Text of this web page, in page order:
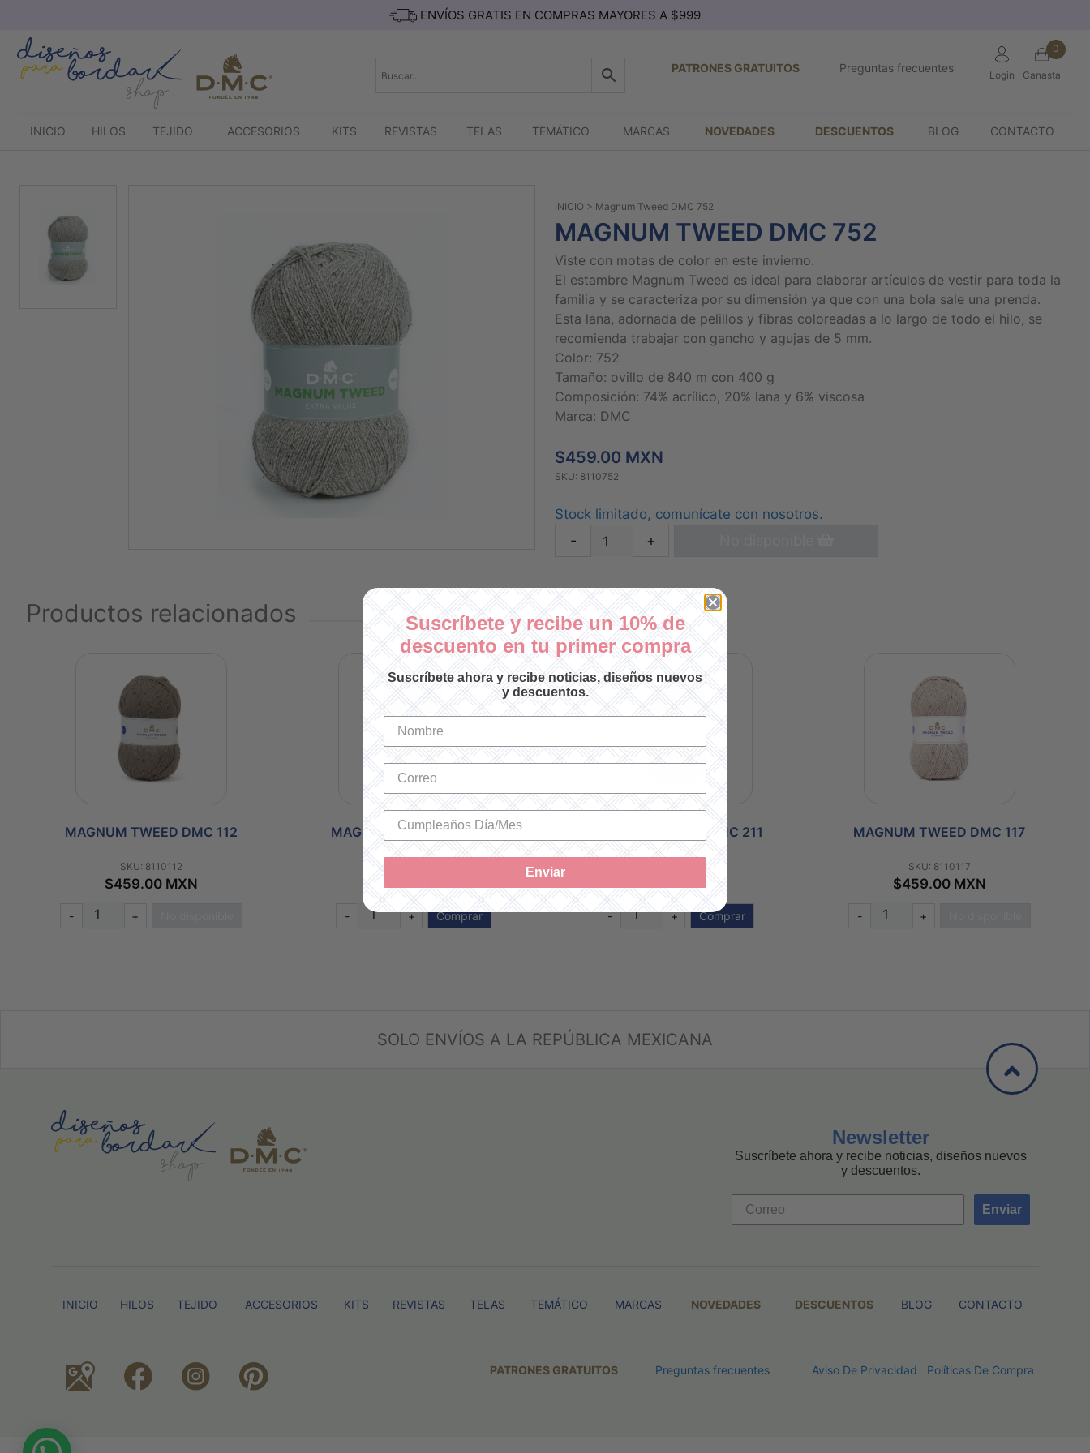
contenido
ENVÍOS GRATIS EN COMPRAS MAYORES A $999
PATRONES GRATUITOS Preguntas frecuentes
Login
0
Canasta
INICIO HILOS TEJIDO ACCESORIOS KITS REVISTAS TELAS TEMÁTICO MARCAS NOVEDADES DESCUENTOS BLOG CONTACTO
INICIO > Magnum Tweed DMC 752
MAGNUM TWEED DMC 752
Viste con motas de color en este invierno.
El estambre Magnum Tweed es ideal para elaborar artículos de vestir para toda la
familia y se caracteriza por su dimensión ya que con una bola sale una prenda.
Esta lana, adornada de pelillos y fibras coloreadas a lo largo de todo el hilo, se
recomienda trabajar con gancho y agujas de 5 mm.
Color: 752
Tamaño: ovillo de 840 m con 400 g
Composición: 74% acrílico, 20% lana y 6% viscosa
Marca: DMC
$459.00 MXN
SKU: 8110752
Stock limitado, comunícate con nosotros.
- +
Productos relacionados
MAGNUN TWEED DMC 53
SKU: 811053
$459.00 MXN
MAGNUM TWEED DMC 211
SKU: 8110211
$459.00 MXN
- + Comprar
MAGNUM TWEED DMC 117
SKU: 8110117
$459.00 MXN
- + No disponible
MAGNUM TWEED DMC 86
SKU: 811086
$459.00 MXN
SOLO ENVÍOS A LA REPÚBLICA MEXICANA
Newsletter
Suscríbete ahora y recibe noticias, diseños nuevos
y descuentos.
Enviar
INICIO HILOS TEJIDO ACCESORIOS KITS REVISTAS TELAS TEMÁTICO MARCAS NOVEDADES DESCUENTOS BLOG CONTACTO
PATRONES GRATUITOS Preguntas frecuentes Aviso De Privacidad Políticas De Compra
Suscríbete y recibe un 10% de
descuento en tu primer compra
Suscríbete ahora y recibe noticias, diseños nuevos
y descuentos.
Enviar